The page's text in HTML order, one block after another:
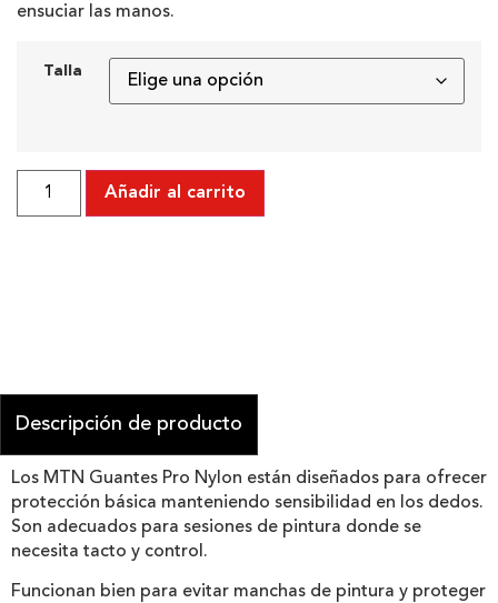
ensuciar las manos.
Talla
Añadir al carrito
Descripción de producto
Los MTN Guantes Pro Nylon están diseñados para ofrecer
protección básica manteniendo sensibilidad en los dedos.
Son adecuados para sesiones de pintura donde se
necesita tacto y control.
Funcionan bien para evitar manchas de pintura y proteger